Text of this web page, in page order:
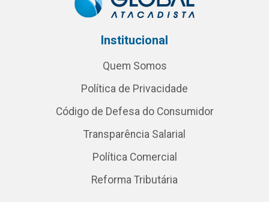
Institucional
Quem Somos
Política de Privacidade
Código de Defesa do Consumidor
Transparência Salarial
Política Comercial
Reforma Tributária